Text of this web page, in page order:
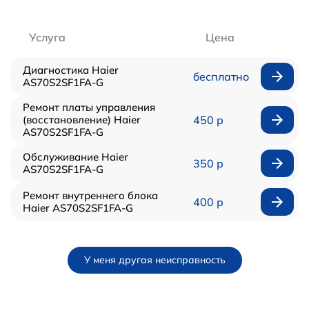
Услуга Цена
Диагностика Haier
AS70S2SF1FA-G
бесплатно
Ремонт платы управления
(восстановление) Haier
AS70S2SF1FA-G
450 р
Обслуживание Haier
AS70S2SF1FA-G
350 р
Ремонт внутреннего блока
Haier AS70S2SF1FA-G
400 р
У меня другая неисправность